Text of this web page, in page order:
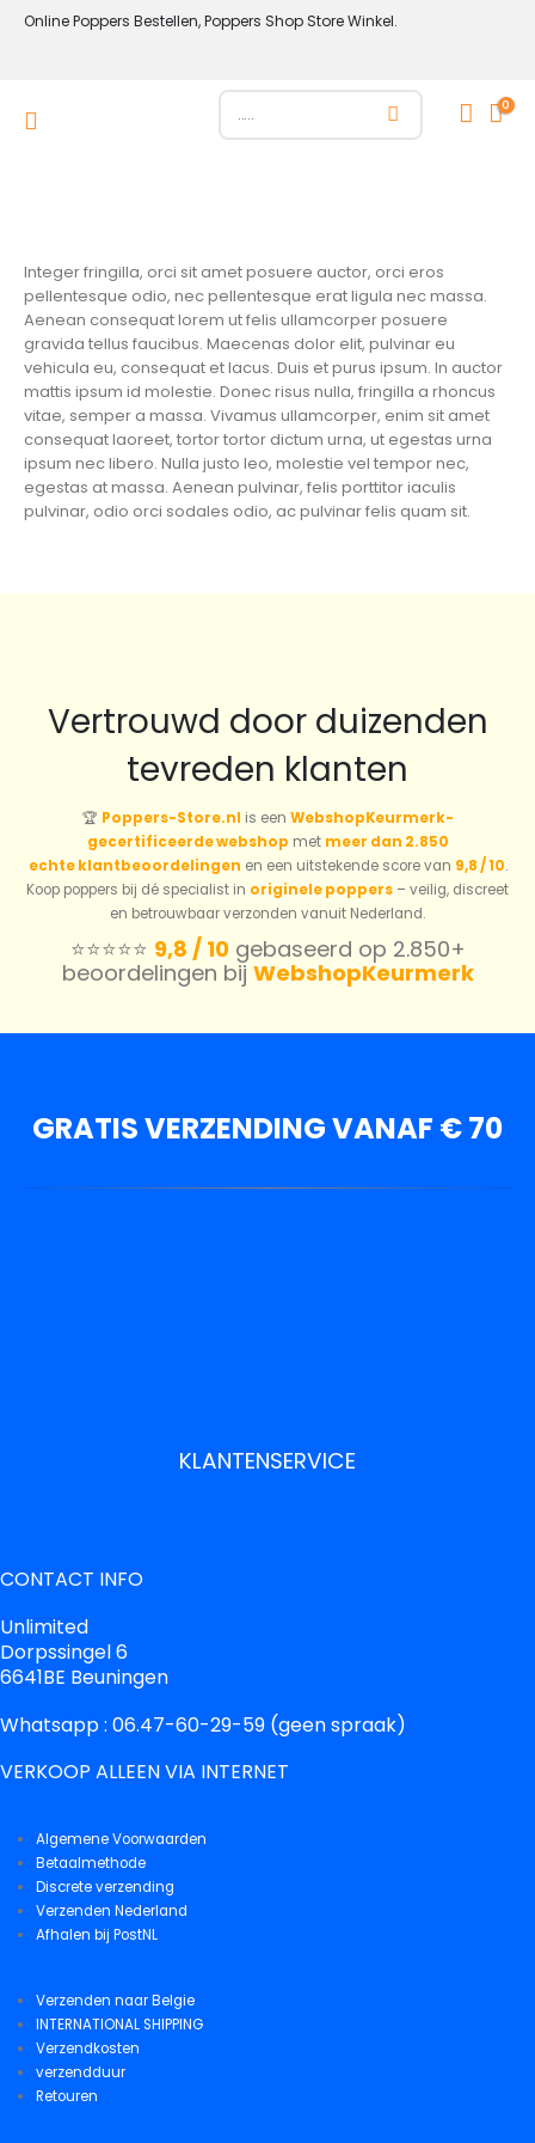
Online Poppers Bestellen, Poppers Shop Store Winkel.
0
Integer fringilla, orci sit amet posuere auctor, orci eros
pellentesque odio, nec pellentesque erat ligula nec massa.
Aenean consequat lorem ut felis ullamcorper posuere
gravida tellus faucibus. Maecenas dolor elit, pulvinar eu
vehicula eu, consequat et lacus. Duis et purus ipsum. In auctor
mattis ipsum id molestie. Donec risus nulla, fringilla a rhoncus
vitae, semper a massa. Vivamus ullamcorper, enim sit amet
consequat laoreet, tortor tortor dictum urna, ut egestas urna
ipsum nec libero. Nulla justo leo, molestie vel tempor nec,
egestas at massa. Aenean pulvinar, felis porttitor iaculis
pulvinar, odio orci sodales odio, ac pulvinar felis quam sit.
Vertrouwd door duizenden
tevreden klanten
🏆 Poppers-Store.nl is een WebshopKeurmerk-
gecertificeerde webshop met meer dan 2.850
echte klantbeoordelingen en een uitstekende score van 9,8 / 10.
Koop poppers bij dé specialist in originele poppers – veilig, discreet
en betrouwbaar verzonden vanuit Nederland.
⭐️⭐️⭐️⭐️⭐️ 9,8 / 10gebaseerd op 2.850+
beoordelingen bij WebshopKeurmerk
GRATIS VERZENDING VANAF € 70
KLANTENSERVICE
CONTACT INFO
Unlimited
Dorpssingel 6
6641BE Beuningen
Whatsapp : 06.47-60-29-59 (geen spraak)
VERKOOP ALLEEN VIA INTERNET
Algemene Voorwaarden
Betaalmethode
Discrete verzending
Verzenden Nederland
Afhalen bij PostNL
Verzenden naar Belgie
INTERNATIONAL SHIPPING
Verzendkosten
verzendduur
Retouren